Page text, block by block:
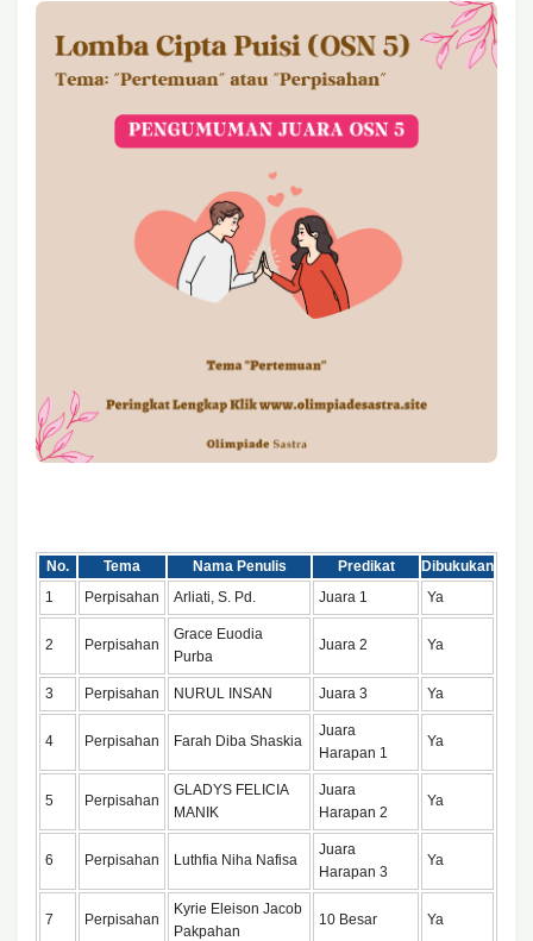
No. Tema Nama Penulis Predikat
Dibukukan
1
Perpisahan Arliati, S. Pd. Juara 1 Ya
2 Perpisahan
Grace Euodia
Purba
Juara 2 Ya
3 Perpisahan NURUL INSAN Juara 3 Ya
4 Perpisahan Farah Diba Shaskia
Juara
Harapan 1
Ya
5 Perpisahan
GLADYS FELICIA
MANIK
Juara
Harapan 2
Ya
6 Perpisahan Luthfia Niha Nafisa
Juara
Harapan 3
Ya
7 Perpisahan
Kyrie Eleison Jacob
Pakpahan
10 Besar Ya